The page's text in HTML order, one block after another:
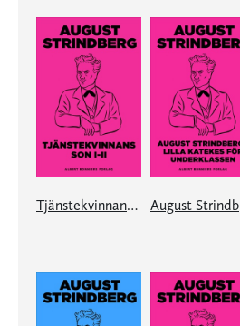
Tjänstekvinnans son 1-2